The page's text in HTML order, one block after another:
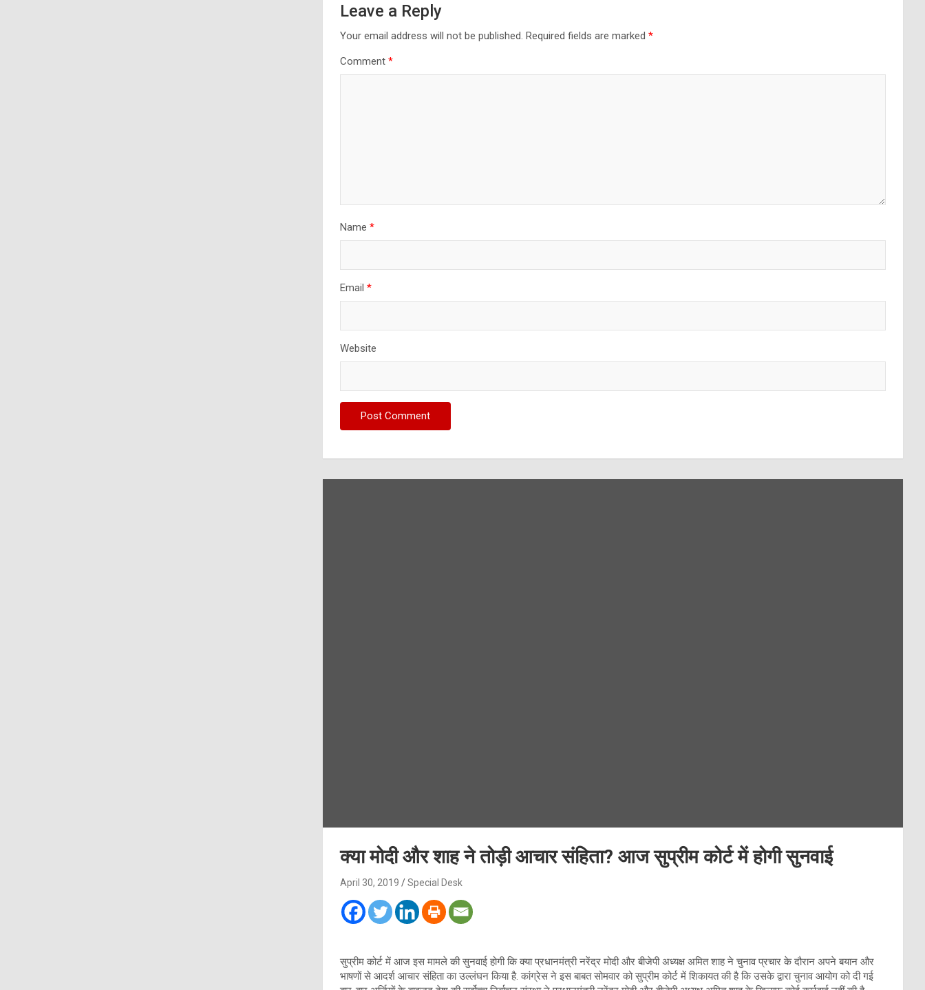
Leave a Reply
Your email address will not be published. Required fields are marked *
Comment *
Name *
Email *
Website
क्या मोदी और शाह ने तोड़ी आचार संहिता? आज सुप्रीम कोर्ट में होगी सुनवाई
April 30, 2019 Special Desk
सुप्रीम कोर्ट में आज इस मामले की सुनवाई होगी कि क्या प्रधानमंत्री नरेंद्र मोदी और बीजेपी अध्यक्ष अमित शाह ने चुनाव प्रचार के दौरान अपने बयान और
भाषणों से आदर्श आचार संहिता का उल्लंघन किया है. कांग्रेस ने इस बाबत सोमवार को सुप्रीम कोर्ट में शिकायत की है कि उसके द्वारा चुनाव आयोग को दी गई